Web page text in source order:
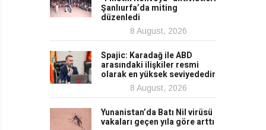
Şanlıurfa’da miting
düzenledi
8 August, 2026
Spajic: Karadağ ile ABD
arasındaki ilişkiler resmi
olarak en yüksek seviyededir
8 August, 2026
Yunanistan’da Batı Nil virüsü
vakaları geçen yıla göre arttı